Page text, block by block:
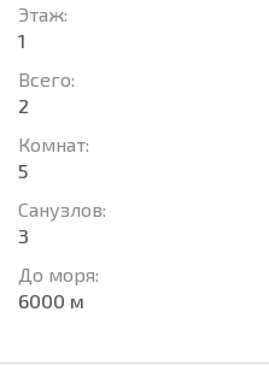
Этаж:
1
Всего:
2
Комнат:
5
Санузлов:
3
До моря:
6000 м